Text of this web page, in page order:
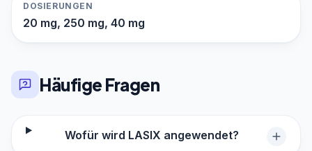
DOSIERUNGEN
20 mg, 250 mg, 40 mg
Häufige Fragen
Wofür wird LASIX angewendet?